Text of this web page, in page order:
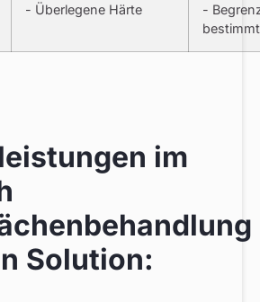
- Überlegene Härte
-
im
Solution: